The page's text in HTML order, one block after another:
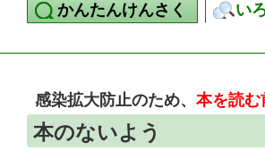
かんたんけんさく い
感染拡大防止のため、本を読
本のないよう